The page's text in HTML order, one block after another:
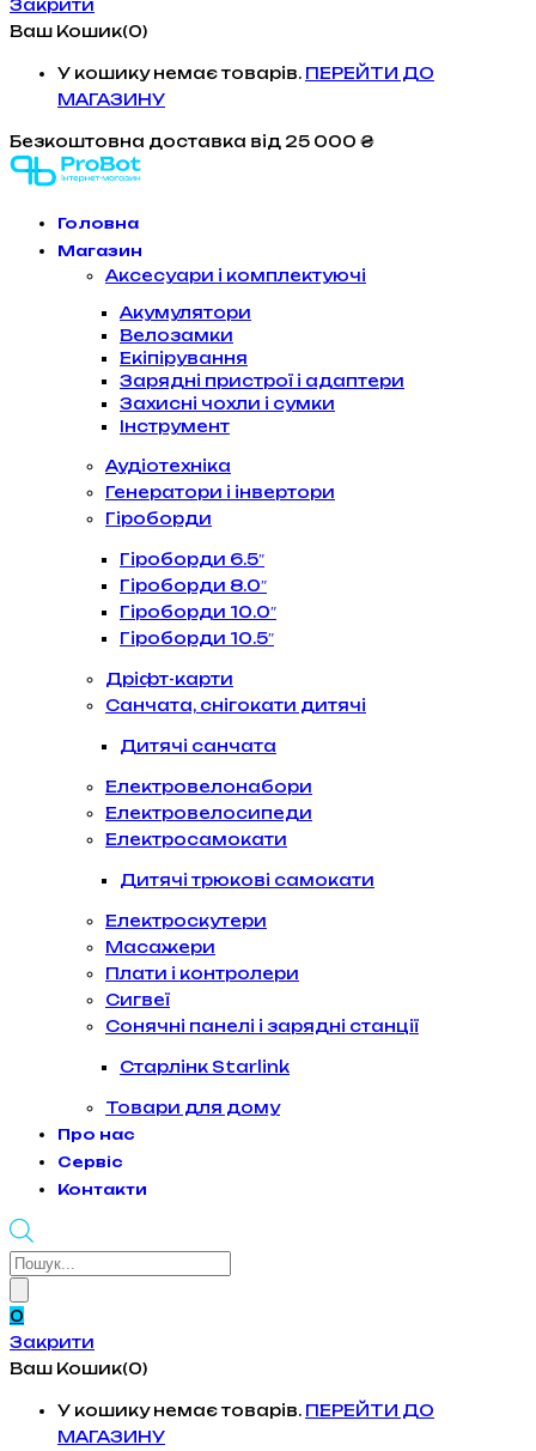
Закрити
Ваш Кошик(0)
У кошику немає товарів. ПЕРЕЙТИ ДО
МАГАЗИНУ
Безкоштовна доставка від 25 000 ₴
Головна
Магазин
Аксесуари і комплектуючі
Акумулятори
Велозамки
Екіпірування
Зарядні пристрої і адаптери
Захисні чохли і сумки
Інструмент
Аудіотехніка
Генератори і інвертори
Гіроборди
Гіроборди 6.5″
Гіроборди 8.0″
Гіроборди 10.0″
Гіроборди 10.5″
Дріфт-карти
Санчата, снігокати дитячі
Дитячі санчата
Електровелонабори
Електровелосипеди
Електросамокати
Дитячі трюкові самокати
Електроскутери
Масажери
Плати і контролери
Сигвеї
Сонячні панелі і зарядні станції
Старлінк Starlink
Товари для дому
Про нас
Сервіс
Контакти
Products
0
Закрити
Ваш Кошик(0)
У кошику немає товарів. ПЕРЕЙТИ ДО
МАГАЗИНУ